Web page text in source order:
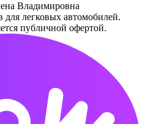
Владимировна
легковых автомобилей.
публичной офертой.